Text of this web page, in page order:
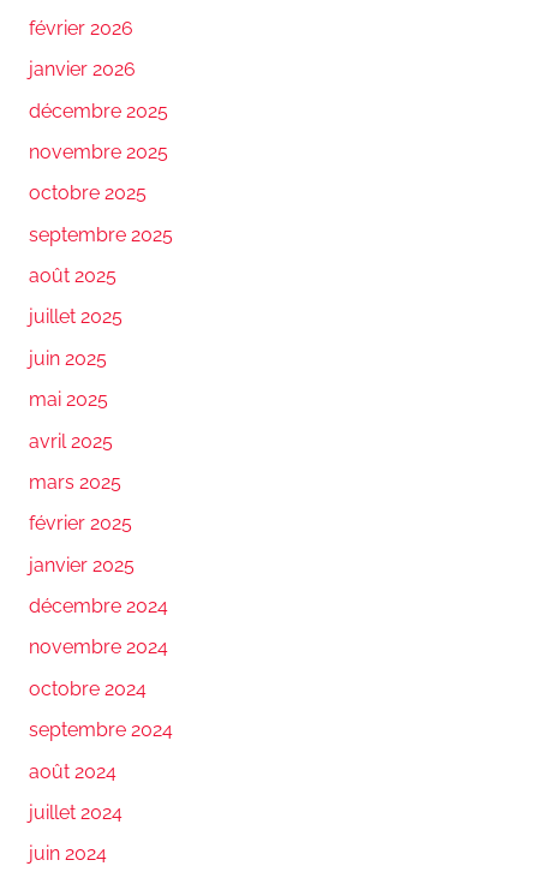
février 2026
janvier 2026
décembre 2025
novembre 2025
octobre 2025
septembre 2025
août 2025
juillet 2025
juin 2025
mai 2025
avril 2025
mars 2025
février 2025
janvier 2025
décembre 2024
novembre 2024
octobre 2024
septembre 2024
août 2024
juillet 2024
juin 2024